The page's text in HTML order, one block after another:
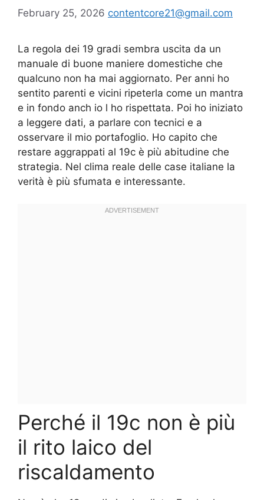
February 25, 2026 contentcore21@gmail.com
La regola dei 19 gradi sembra uscita da un
manuale di buone maniere domestiche che
qualcuno non ha mai aggiornato. Per anni ho
sentito parenti e vicini ripeterla come un mantra
e in fondo anch io l ho rispettata. Poi ho iniziato
a leggere dati, a parlare con tecnici e a
osservare il mio portafoglio. Ho capito che
restare aggrappati al 19c è più abitudine che
strategia. Nel clima reale delle case italiane la
verità è più sfumata e interessante.
Perché il 19c non è più
il rito laico del
riscaldamento